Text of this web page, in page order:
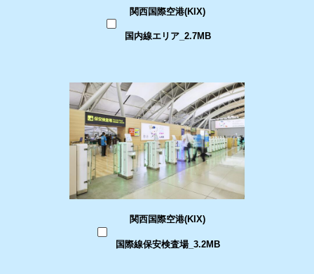
関西国際空港(KIX)
国内線エリア_2.7MB
関西国際空港(KIX)
国際線保安検査場_3.2MB